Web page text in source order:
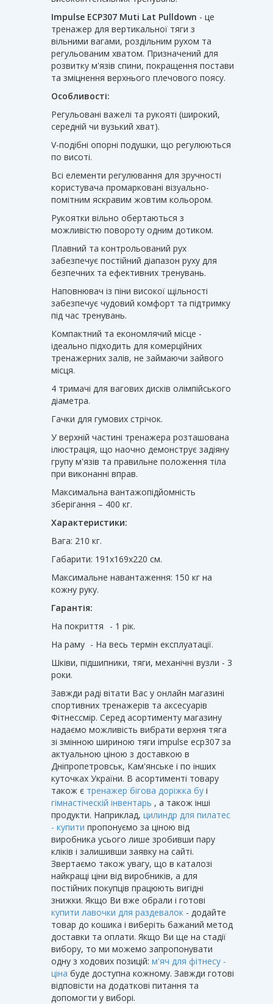
Impulse ECP307 Muti Lat Pulldown - це
тренажер для вертикальної тяги з
вільними вагами, роздільним рухом та
регульованим хватом. Призначений для
розвитку м'язів спини, покращення постави
та зміцнення верхнього плечового поясу.
Особливості:
Регульовані важелі та рукояті (широкий,
середній чи вузький хват).
V-подібні опорні подушки, що регулюються
по висоті.
Всі елементи регулювання для зручності
користувача промарковані візуально-
помітним яскравим жовтим кольором.
Рукоятки вільно обертаються з
можливістю повороту одним дотиком.
Плавний та контрольований рух
забезпечує постійний діапазон руху для
безпечних та ефективних тренувань.
Наповнювач із піни високої щільності
забезпечує чудовий комфорт та підтримку
під час тренувань.
Компактний та економлячий місце -
ідеально підходить для комерційних
тренажерних залів, не займаючи зайвого
місця.
4 тримачі для вагових дисків олімпійського
діаметра.
Гачки для гумових стрічок.
У верхній частині тренажера розташована
ілюстрація, що наочно демонструє задіяну
групу м'язів та правильне положення тіла
при виконанні вправ.
Максимальна вантажопідйомність
зберігання – 400 кг.
Характеристики:
Вага: 210 кг.
Габарити: 191х169х220 см.
Максимальне навантаження: 150 кг на
кожну руку.
Гарантія:
На покриття
- 1 рік.
На раму - На весь термін експлуатації.
Шківи, підшипники, тяги, механічні вузли - 3
роки.
Завжди раді вітати Вас у онлайн магазині
спортивних тренажерів та аксесуарів
Фітнессмір. Серед асортименту магазину
надаємо можливість вибрати верхня тяга
зі змінною шириною тяги impulse ecp307 за
актуальною ціною з доставкою в
Дніпропетровськ, Кам'янське і по інших
куточках України. В асортименті товару
також є тренажер бігова доріжка бу і
гімнастіческій інвентарь , а також інші
продукти. Наприклад, цилиндр для пилатес
- купити пропонуємо за ціною від
виробника усього лише зробивши пару
кліків і залишивши заявку на сайті.
Звертаємо також увагу, що в каталозі
найкращі ціни від виробників, а для
постійних покупців працюють вигідні
знижки. Якщо Ви вже обрали і готові
купити лавочки для раздевалок - додайте
товар до кошика і виберіть бажаний метод
доставки та оплати. Якщо Ви ще на стадії
вибору, то ми можемо запропонувати
одну з ходових позицій: м'яч для фітнесу -
ціна буде доступна кожному. Завжди готові
відповісти на додаткові питання та
допомогти у виборі.